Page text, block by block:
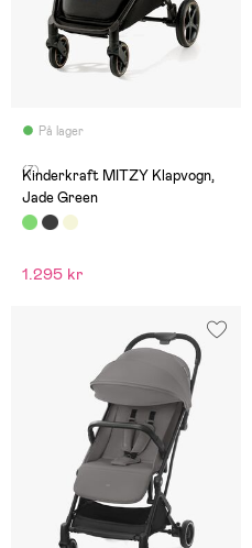
På lager
(7)
Kinderkraft MITZY Klapvogn,
Jade Green
1.295 kr